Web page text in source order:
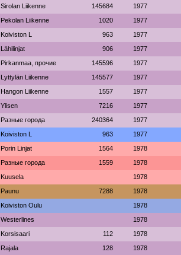
Sirolan Liikenne 145684 1977
Pekolan Liikenne 1020 1977
Koiviston L 963 1977
Lähilinjat 906 1977
Pirkanmaa, прочие 145596 1977
Lyttylän Liikenne 145577 1977
Hangon Liikenne 1557 1977
Ylisen 7216 1977
Разные города 240364 1977
Koiviston L 963 1977
Porin Linjat 1564 1978
Разные города 1559 1978
Kuusela 1978
Paunu 7288 1978
Koiviston Oulu 1978
Westerlines 1978
Korsisaari 112 1978
Rajala 128 1978